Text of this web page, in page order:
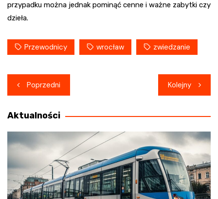
przypadku można jednak pominąć cenne i ważne zabytki czy
dzieła.
Przewodnicy wrocław zwiedzanie
Nawigacja
wpisu
Poprzedni Kolejny
Aktualności